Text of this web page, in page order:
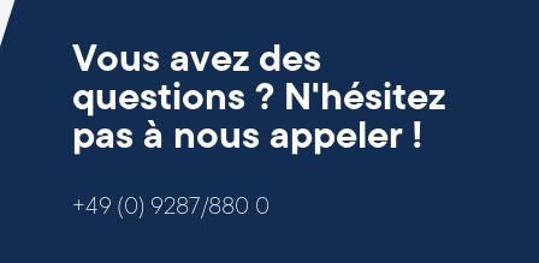
Vous avez des
questions ? N'hésitez
pas à nous appeler !
+49 (0) 9287/880 0